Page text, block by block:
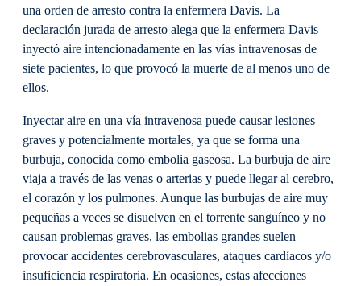
una orden de arresto contra la enfermera Davis. La
declaración jurada de arresto alega que la enfermera Davis
inyectó aire intencionadamente en las vías intravenosas de
siete pacientes, lo que provocó la muerte de al menos uno de
ellos.
Inyectar aire en una vía intravenosa puede causar lesiones
graves y potencialmente mortales, ya que se forma una
burbuja, conocida como embolia gaseosa. La burbuja de aire
viaja a través de las venas o arterias y puede llegar al cerebro,
el corazón y los pulmones. Aunque las burbujas de aire muy
pequeñas a veces se disuelven en el torrente sanguíneo y no
causan problemas graves, las embolias grandes suelen
provocar accidentes cerebrovasculares, ataques cardíacos y/o
insuficiencia respiratoria. En ocasiones, estas afecciones